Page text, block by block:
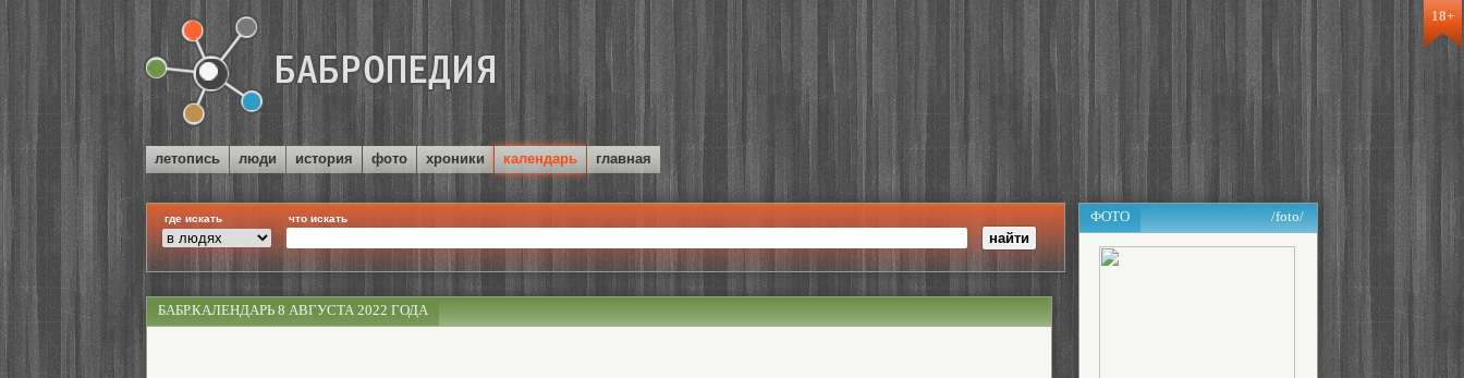
18+
летопись люди история фото хроники календарь главная
где искать что искать ФОТО /foto/
БАБР.КАЛЕНДАРЬ 8 АВГУСТА 2022 ГОДА